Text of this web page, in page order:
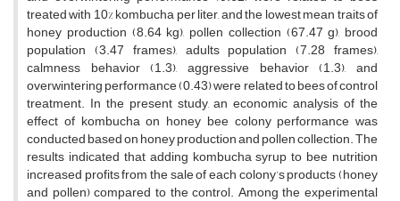
treated with 10% kombucha per liter, and the lowest mean traits of
honey production (8.64 kg), pollen collection (67.47 g), brood
population (3.47 frames), adults population (7.28 frames),
calmness behavior (1.3), aggressive behavior (1.3), and
overwintering performance (0.43) were related to bees of control
treatment. In the present study, an economic analysis of the
effect of kombucha on honey bee colony performance was
conducted based on honey production and pollen collection. The
results indicated that adding kombucha syrup to bee nutrition
increased profits from the sale of each colony’s products (honey
and pollen) compared to the control. Among the experimental